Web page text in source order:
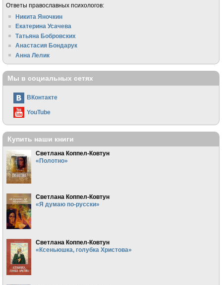
Ответы православных психологов:
Никита Яночкин
Екатерина Усачева
Татьяна Бобровских
Анастасия Бондарук
Анна Лелик
Мы в социальных сетях
ВКонтакте
YouTube
Купить наши книги
Светлана Коппел-Ковтун
«Полотно»
Светлана Коппел-Ковтун
«Я думаю по-русски»
Светлана Коппел-Ковтун
«Ксеньюшка, голубка Христова»